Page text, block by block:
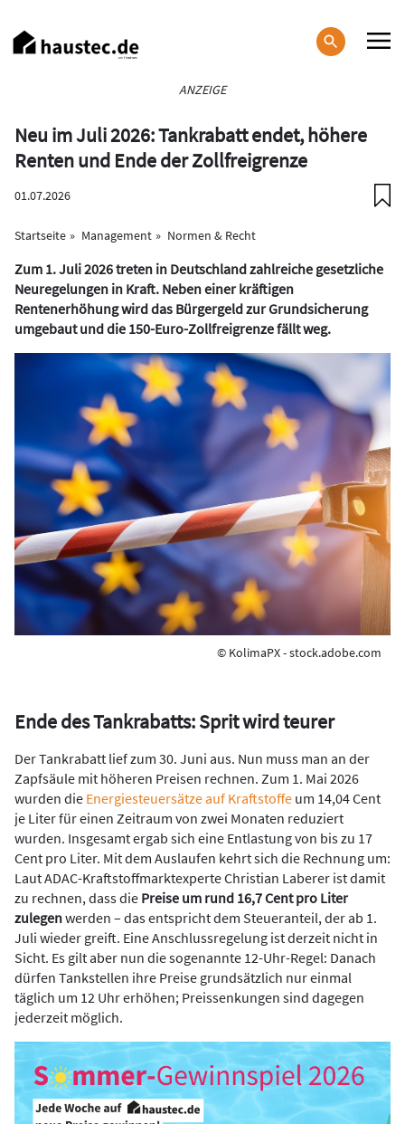
zum
Inhalt
ANZEIGE
Neu im Juli 2026: Tankrabatt endet, höhere
Renten und Ende der Zollfreigrenze
01.07.2026
Startseite Management Normen & Recht
Zum 1. Juli 2026 treten in Deutschland zahlreiche gesetzliche
Neuregelungen in Kraft. Neben einer kräftigen
Rentenerhöhung wird das Bürgergeld zur Grundsicherung
umgebaut und die 150-Euro-Zollfreigrenze fällt weg.
© KolimaPX - stock.adobe.com
Ende des Tankrabatts: Sprit wird teurer
Der Tankrabatt lief zum 30. Juni aus. Nun muss man an der
Zapfsäule mit höheren Preisen rechnen. Zum 1. Mai 2026
wurden die Energiesteuersätze auf Kraftstoffe um 14,04 Cent
je Liter für einen Zeitraum von zwei Monaten reduziert
wurden. Insgesamt ergab sich eine Entlastung von bis zu 17
Cent pro Liter. Mit dem Auslaufen kehrt sich die Rechnung um:
Laut ADAC-Kraftstoffmarktexperte Christian Laberer ist damit
zu rechnen, dass die Preise um rund 16,7 Cent pro Liter
zulegenwerden – das entspricht dem Steueranteil, der ab 1.
Juli wieder greift. Eine Anschlussregelung ist derzeit nicht in
Sicht. Es gilt aber nun die sogenannte 12-Uhr-Regel: Danach
dürfen Tankstellen ihre Preise grundsätzlich nur einmal
täglich um 12 Uhr erhöhen; Preissenkungen sind dagegen
jederzeit möglich.